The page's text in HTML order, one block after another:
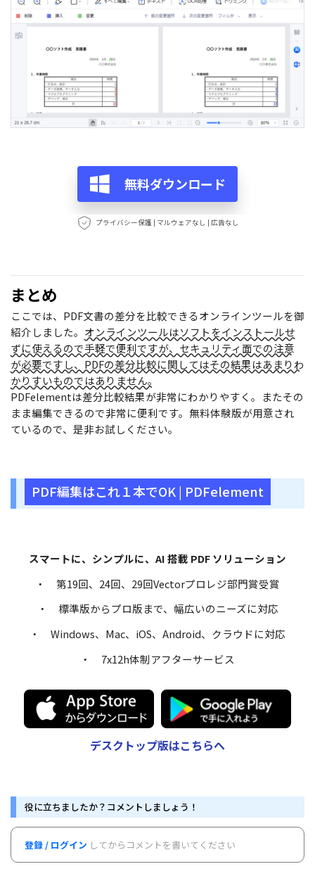
無料ダウンロード
プライバシー保護 | マルウェアなし | 広告なし
まとめ
ここでは、PDF文書の差分を比較できるオンラインツールを御
紹介しました。 オンラインツールはソフトをインストールせ
ずに使えるので手軽で便利ですが、セキュリティ面での注意
が必要ですし、PDFの差分比較に関してはその結果はあまりわ
かりすいものではありません。
PDFelementは差分比較結果が非常にわかりやすく。またその
まま編集できるので非常に便利です。無料体験版が用意され
ているので、是非お試しください。
PDF編集はこれ１本でOK | PDFelement
スマートに、シンプルに、AI 搭載 PDF ソリューション
・ 第19回、24回、29回Vectorプロレジ部門賞受賞
・ 標準版からプロ版まで、幅広いのニーズに対応
・ Windows、Mac、iOS、Android、クラウドに対応
・ 7x12h体制アフターサービス
デスクトップ版はこちらへ
役に立ちましたか？コメントしましょう！
登録 / ログイン してからコメントを書いてください